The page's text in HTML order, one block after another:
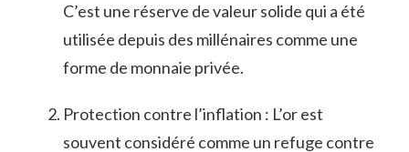
C’est une réserve de valeur solide qui ‍a été
utilisée depuis des‍ millénaires comme une⁣
forme​ de monnaie privée.
Protection ‍contre l’inflation : L’or est
souvent considéré comme un refuge contre